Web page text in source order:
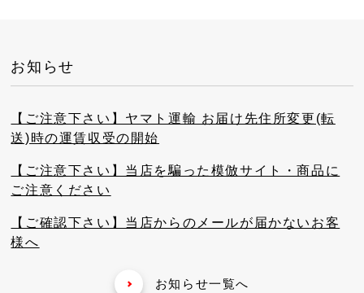
お知らせ
【ご注意下さい】ヤマト運輸 お届け先住所変更(転
送)時の運賃収受の開始
【ご注意下さい】当店を騙った模倣サイト・商品に
ご注意ください
【ご確認下さい】当店からのメールが届かないお客
様へ
お知らせ一覧へ